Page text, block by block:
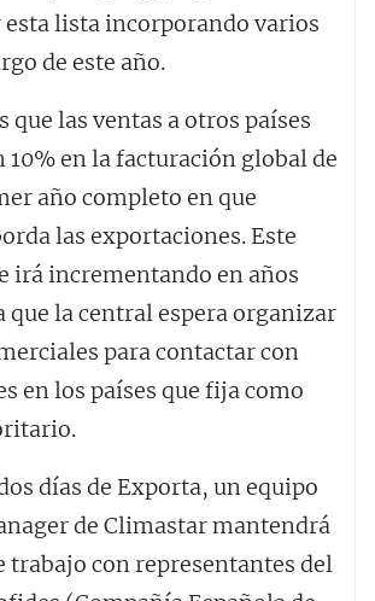
lista incorporando varios
de este año.
que las ventas a otros países
10% en la facturación global de
año completo en que
las exportaciones. Este
irá incrementando en años
que la central espera organizar
para contactar con
en los países que fija como
días de Exporta, un equipo
de Climastar mantendrá
trabajo con representantes del